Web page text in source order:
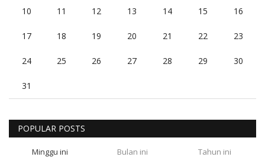
10 11 12 13 14 15 16
17 18 19 20 21 22 23
24 25 26 27 28 29 30
31
POPULAR POSTS
Minggu ini Bulan ini Tahun ini